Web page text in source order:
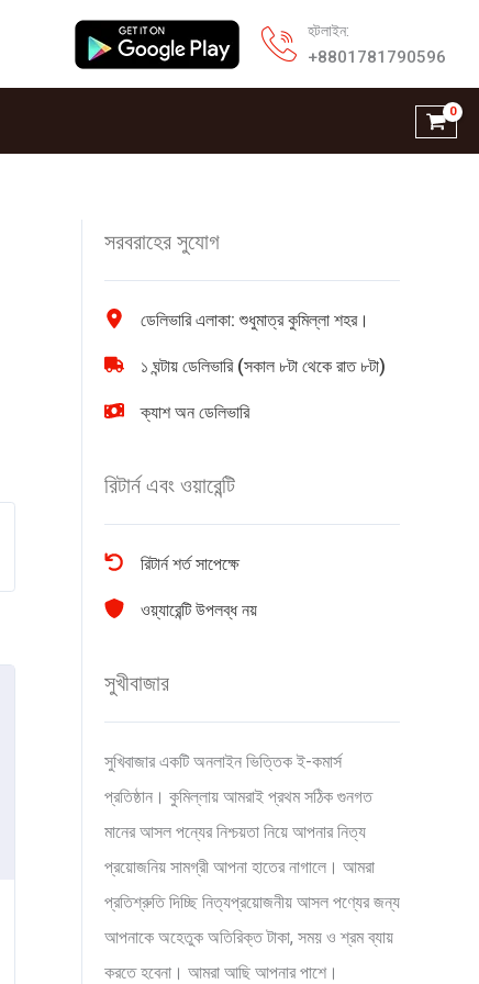
হটলাইন:
+8801781790596
সরবরাহের সুযোগ
ডেলিভারি এলাকা: শুধুমাত্র কুমিল্লা শহর।
১ ঘন্টায় ডেলিভারি (সকাল ৮টা থেকে রাত ৮টা)
ক্যাশ অন ডেলিভারি
রিটার্ন এবং ওয়ারেন্টি
রিটার্ন শর্ত সাপেক্ষে
ওয়্যারেন্টি উপলব্ধ নয়
সুখীবাজার
সুখিবাজার একটি অনলাইন ভিত্তিক ই-কমার্স
প্রতিষ্ঠান। কুমিল্লায় আমরাই প্রথম সঠিক গুনগত
মানের আসল পন্যের নিশ্চয়তা নিয়ে আপনার নিত্য
প্রয়োজনিয় সামগ্রী আপনা হাতের নাগালে। আমরা
প্রতিশ্রুতি দিচ্ছি নিত্যপ্রয়োজনীয় আসল পণ্যের জন্য
আপনাকে অহেতুক অতিরিক্ত টাকা, সময় ও শ্রম ব্যায়
করতে হবেনা। আমরা আছি আপনার পাশে।